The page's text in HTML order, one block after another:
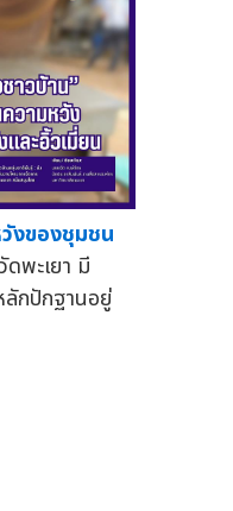
งของชุมชน
พะเยา มี
ลักปักฐานอยู่